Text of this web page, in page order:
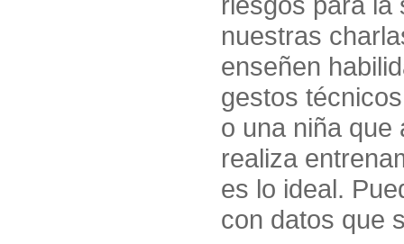
nuestras
enseñen
gestos
o una niña que
realiza
es lo ideal.
con datos que